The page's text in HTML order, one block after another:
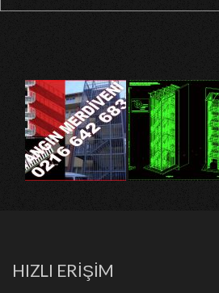
HIZLI ERİŞİM